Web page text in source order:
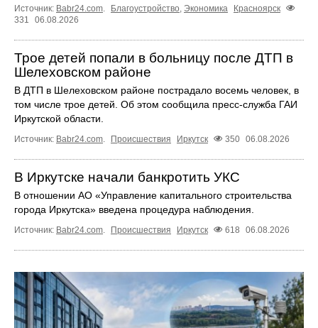
Источник: Babr24.com. Благоустройство, Экономика
Красноярск
331
06.08.2026
Трое детей попали в больницу после ДТП в
Шелеховском районе
В ДТП в Шелеховском районе пострадало восемь человек, в
том числе трое детей. Об этом сообщила пресс‑служба ГАИ
Иркутской области.
Источник: Babr24.com. Происшествия Иркутск 350 06.08.2026
В Иркутске начали банкротить УКС
В отношении АО «Управление капитального строительства
города Иркутска» введена процедура наблюдения.
Источник: Babr24.com. Происшествия Иркутск 618 06.08.2026